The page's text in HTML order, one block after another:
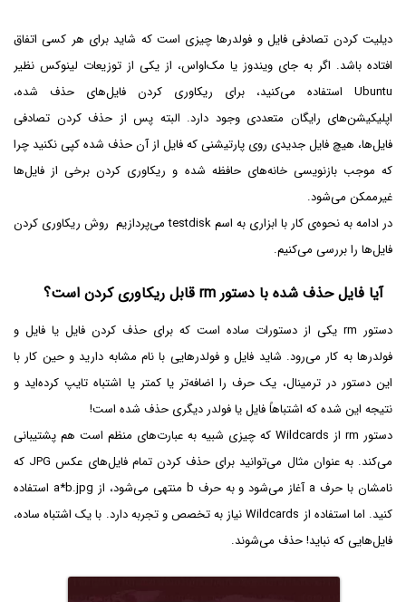
دیلیت کردن تصادفی فایل و فولدرها چیزی است که شاید برای هر کسی اتفاق
افتاده باشد. اگر به جای ویندوز یا مک‌او‌اس، از یکی از توزیعات لینوکس نظیر
Ubuntu استفاده می‌کنید، برای ریکاوری کردن فایل‌های حذف شده،
اپلیکیشن‌های رایگان متعددی وجود دارد. البته پس از حذف کردن تصادفی
فایل‌ها، هیچ فایل جدیدی روی پارتیشنی که فایل از آن حذف شده کپی نکنید چرا
که موجب بازنویسی خانه‌های حافظه شده و ریکاوری کردن برخی از فایل‌ها
غیرممکن می‌شود.
در ادامه به نحوه‌ی کار با ابزاری به اسم testdisk می‌پردازیم روش ریکاوری کردن
فایل‌ها را بررسی می‌کنیم.
آیا فایل حذف شده با دستور rm قابل ریکاوری کردن است؟
دستور rm یکی از دستورات ساده است که برای حذف کردن فایل یا فایل و
فولدرها به کار می‌رود. شاید فایل و فولدرهایی با نام مشابه دارید و حین کار با
این دستور در ترمینال، یک حرف را اضافه‌تر یا کمتر یا اشتباه تایپ کرده‌اید و
نتیجه این شده که اشتباهاً فایل یا فولدر دیگری حذف شده است!
دستور rm از Wildcards که چیزی شبیه به عبارت‌های منظم است هم پشتیبانی
می‌کند. به عنوان مثال می‌توانید برای حذف کردن تمام فایل‌های عکس JPG که
نامشان با حرف a آغاز می‌شود و به حرف b منتهی می‌شود، از a*b.jpg استفاده
کنید. اما استفاده از Wildcards نیاز به تخصص و تجربه دارد. با یک اشتباه ساده،
فایل‌هایی که نباید! حذف می‌شوند.